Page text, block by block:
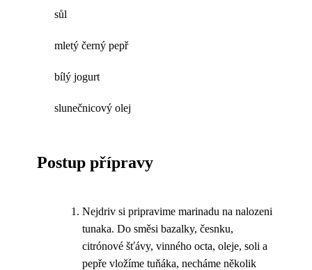
sůl
mletý černý pepř
bílý jogurt
slunečnicový olej
Postup přípravy
Nejdriv si pripravime marinadu na nalozeni
tunaka. Do směsi bazalky, česnku,
citrónové šťávy, vinného octa, oleje, soli a
pepře vložíme tuňáka, necháme několik